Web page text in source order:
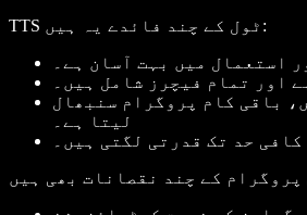
TTS ٹول کے چند فائدے یہ ہیں:
استعمال میں بہت آسان ہے۔
اور تمام فیچرز شامل ہیں۔
باقی کام پروگرام سنبھال
لیتا ہے۔
حد تک قدرتی لگتی ہیں۔